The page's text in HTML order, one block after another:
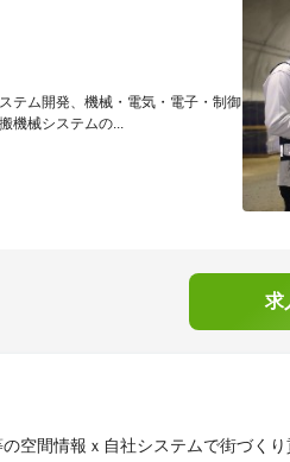
テム開発、機械・電気・電子・制御
機械システムの...
求
空間情報ｘ自社システムで街づく